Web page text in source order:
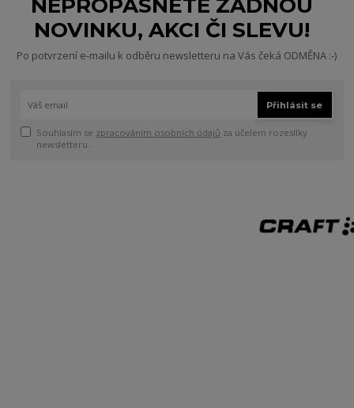
NEPROPÁSNĚTE ŽÁDNOU
NOVINKU, AKCI ČI SLEVU!
Po potvrzení e-mailu k odběru newsletteru na Vás čeká ODMĚNA :-)
Přihlásit se
Souhlasím se zpracováním osobních údajů za účelem rozesílky
newsletteru.